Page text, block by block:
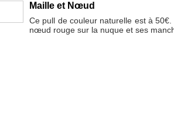
Maille et Nœud
Ce pull de couleur naturelle est à
nœud rouge sur la nuque et ses